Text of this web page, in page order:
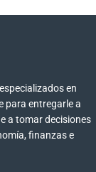
en
para entregarle a
a tomar decisiones
finanzas e